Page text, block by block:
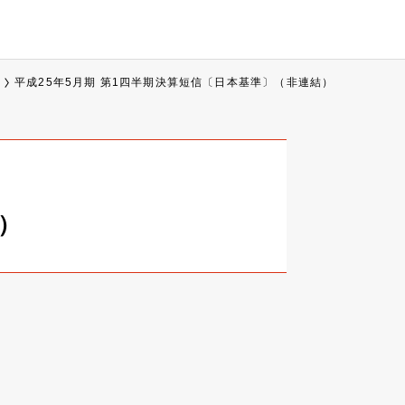
平成25年5月期 第1四半期決算短信〔日本基準〕（非連結）